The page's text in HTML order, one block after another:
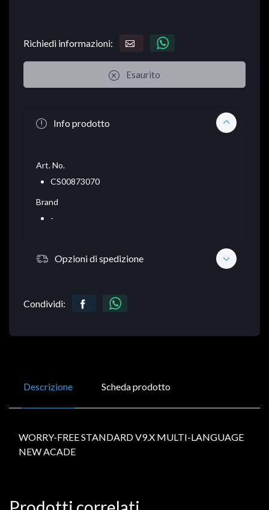
Richiedi informazioni:
Esaurito
Info prodotto
Art. No.
CS00873070
Brand
-
Opzioni di spedizione
Condividi:
Descrizione Scheda prodotto
WORRY-FREE STANDARD V9.X MULTI-LANGUAGE
NEW ACADE